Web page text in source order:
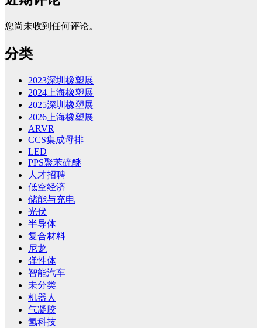
您尚未收到任何评论。
分类
2023深圳橡塑展
2024上海橡塑展
2025深圳橡塑展
2026上海橡塑展
ARVR
CCS集成母排
LED
PPS聚苯硫醚
人才招聘
低空经济
储能与充电
光伏
半导体
复合材料
尼龙
弹性体
智能汽车
未分类
机器人
气凝胶
氢科技